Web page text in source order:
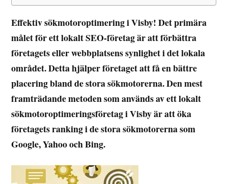
Effektiv sökmotoroptimering i Visby! Det primära
målet för ett lokalt SEO-företag är att förbättra
företagets eller webbplatsens synlighet i det lokala
området. Detta hjälper företaget att få en bättre
placering bland de stora sökmotorerna. Den mest
framträdande metoden som används av ett lokalt
sökmotoroptimeringsföretag i Visby är att öka
företagets ranking i de stora sökmotorerna som
Google, Yahoo och Bing.